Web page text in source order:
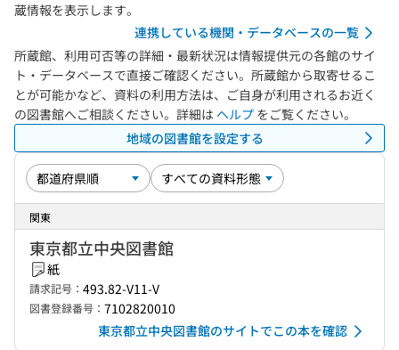
蔵情報を表示します。
連携している機関・データベースの一覧
所蔵館、利用可否等の詳細・最新状況は情報提供元の各館のサイ
ト・データベースで直接ご確認ください。所蔵館から取寄せるこ
とが可能かなど、資料の利用方法は、ご自身が利用されるお近く
の図書館へご相談ください。詳細は ヘルプ をご覧ください。
地域の図書館を設定する
関東
東京都立中央図書館
紙
請求記号： 493.82-V11-V
図書登録番号： 7102820010
東京都立中央図書館のサイトでこの本を確認